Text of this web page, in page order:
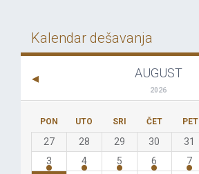
Kalendar dešavanja
AUGUST
2026
PON UTO SRI ČET PET
27 28 29 30 31
3
4 5 6 7